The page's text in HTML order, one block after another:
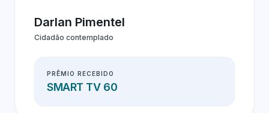
Darlan Pimentel
Cidadão contemplado
PRÊMIO RECEBIDO
SMART TV 60